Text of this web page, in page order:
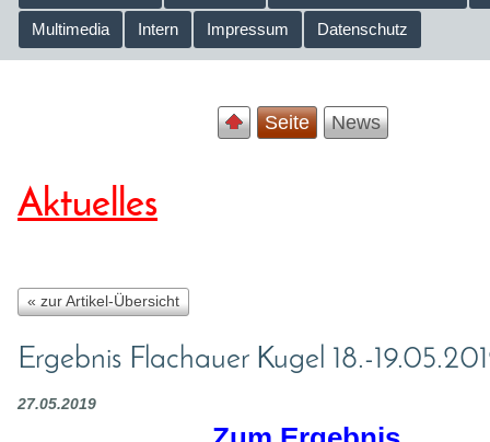
Multimedia Intern Impressum Datenschutz
Seite News
Aktuelles
« zur Artikel-Übersicht
Ergebnis Flachauer Kugel 18.-
27.05.2019